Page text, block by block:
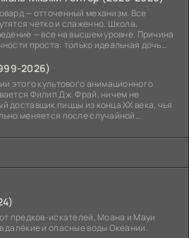
— отточенный механизм. Все
четко и слаженно. Школа,
— все на высшем уровне. Причина
проста: только идеальная дочь
2026)
этого культового анимационного
Филип Дж. Фрай, ничем не
доставщик пиццы из конца XX века, чья
меняется после случайной
предков-искателей, Моана и Мауи
далёкие и опасные воды Океании.